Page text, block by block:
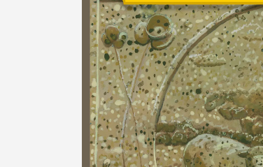
Categorias gerais
Filtros